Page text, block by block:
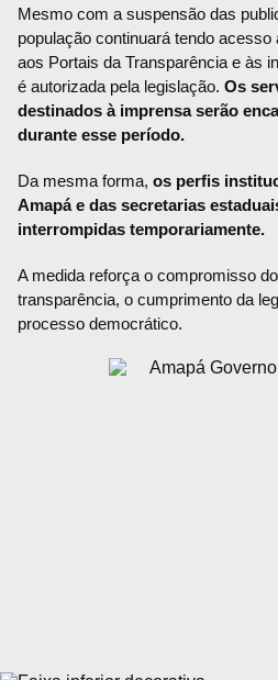
Mesmo com a suspensão das
população continuará tendo
aos Portais da Transparência e às
é autorizada pela legislação. Os
destinados à imprensa serão
durante esse período.
Da mesma forma, os perfis
Amapá e das secretarias
interrompidas temporariamente.
A medida reforça o compromisso
transparência, o cumprimento da
processo democrático.